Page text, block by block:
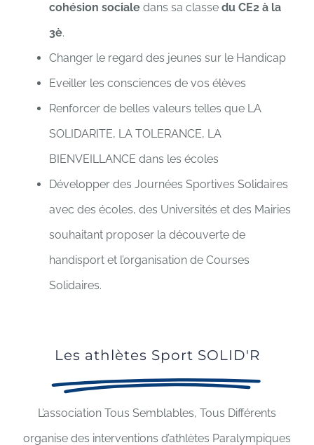
cohésion socialedans sa classe du CE2 à la
3è.
Changer le regard des jeunes sur le Handicap
Eveiller les consciences de vos élèves
Renforcer de belles valeurs telles que LA
SOLIDARITE, LA TOLERANCE, LA
BIENVEILLANCE dans les écoles
Développer des Journées Sportives Solidaires
avec des écoles, des Universités et des Mairies
souhaitant proposer la découverte de
handisport et l’organisation de Courses
Solidaires.
Les athlètes Sport SOLID'R
L’association Tous Semblables, Tous Différents
organise des interventions d’athlètes Paralympiques